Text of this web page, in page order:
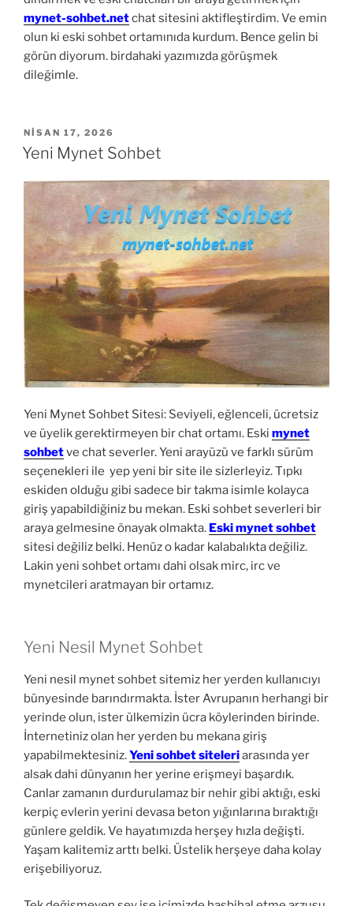
mynet-sohbet.netchat sitesini aktifleştirdim. Ve emin
olun ki eski sohbet ortamınıda kurdum. Bence gelin bi
görün diyorum. birdahaki yazımızda görüşmek
dileğimle.
YAYIM
TARIHI
NISAN 17, 2026
Yeni Mynet Sohbet
Yeni Mynet Sohbet Sitesi: Seviyeli, eğlenceli, ücretsiz
ve üyelik gerektirmeyen bir chat ortamı. Eski mynet
sohbetve chat severler. Yeni arayüzü ve farklı sürüm
seçenekleri ile yep yeni bir site ile sizlerleyiz. Tıpkı
eskiden olduğu gibi sadece bir takma isimle kolayca
giriş yapabildiğiniz bu mekan. Eski sohbet severleri bir
araya gelmesine önayak olmakta. Eski mynet sohbet
sitesi değiliz belki. Henüz o kadar kalabalıkta değiliz.
Lakin yeni sohbet ortamı dahi olsak mirc, irc ve
mynetcileri aratmayan bir ortamız.
Yeni Nesil Mynet Sohbet
Yeni nesil mynet sohbet sitemiz her yerden kullanıcıyı
bünyesinde barındırmakta. İster Avrupanın herhangi bir
yerinde olun, ister ülkemizin ücra köylerinden birinde.
İnternetiniz olan her yerden bu mekana giriş
yapabilmektesiniz.Yeni sohbet siteleriarasında yer
alsak dahi dünyanın her yerine erişmeyi başardık.
Canlar zamanın durdurulamaz bir nehir gibi aktığı, eski
kerpiç evlerin yerini devasa beton yığınlarına bıraktığı
günlere geldik. Ve hayatımızda herşey hızla değişti.
Yaşam kalitemiz arttı belki. Üstelik herşeye daha kolay
erişebiliyoruz.